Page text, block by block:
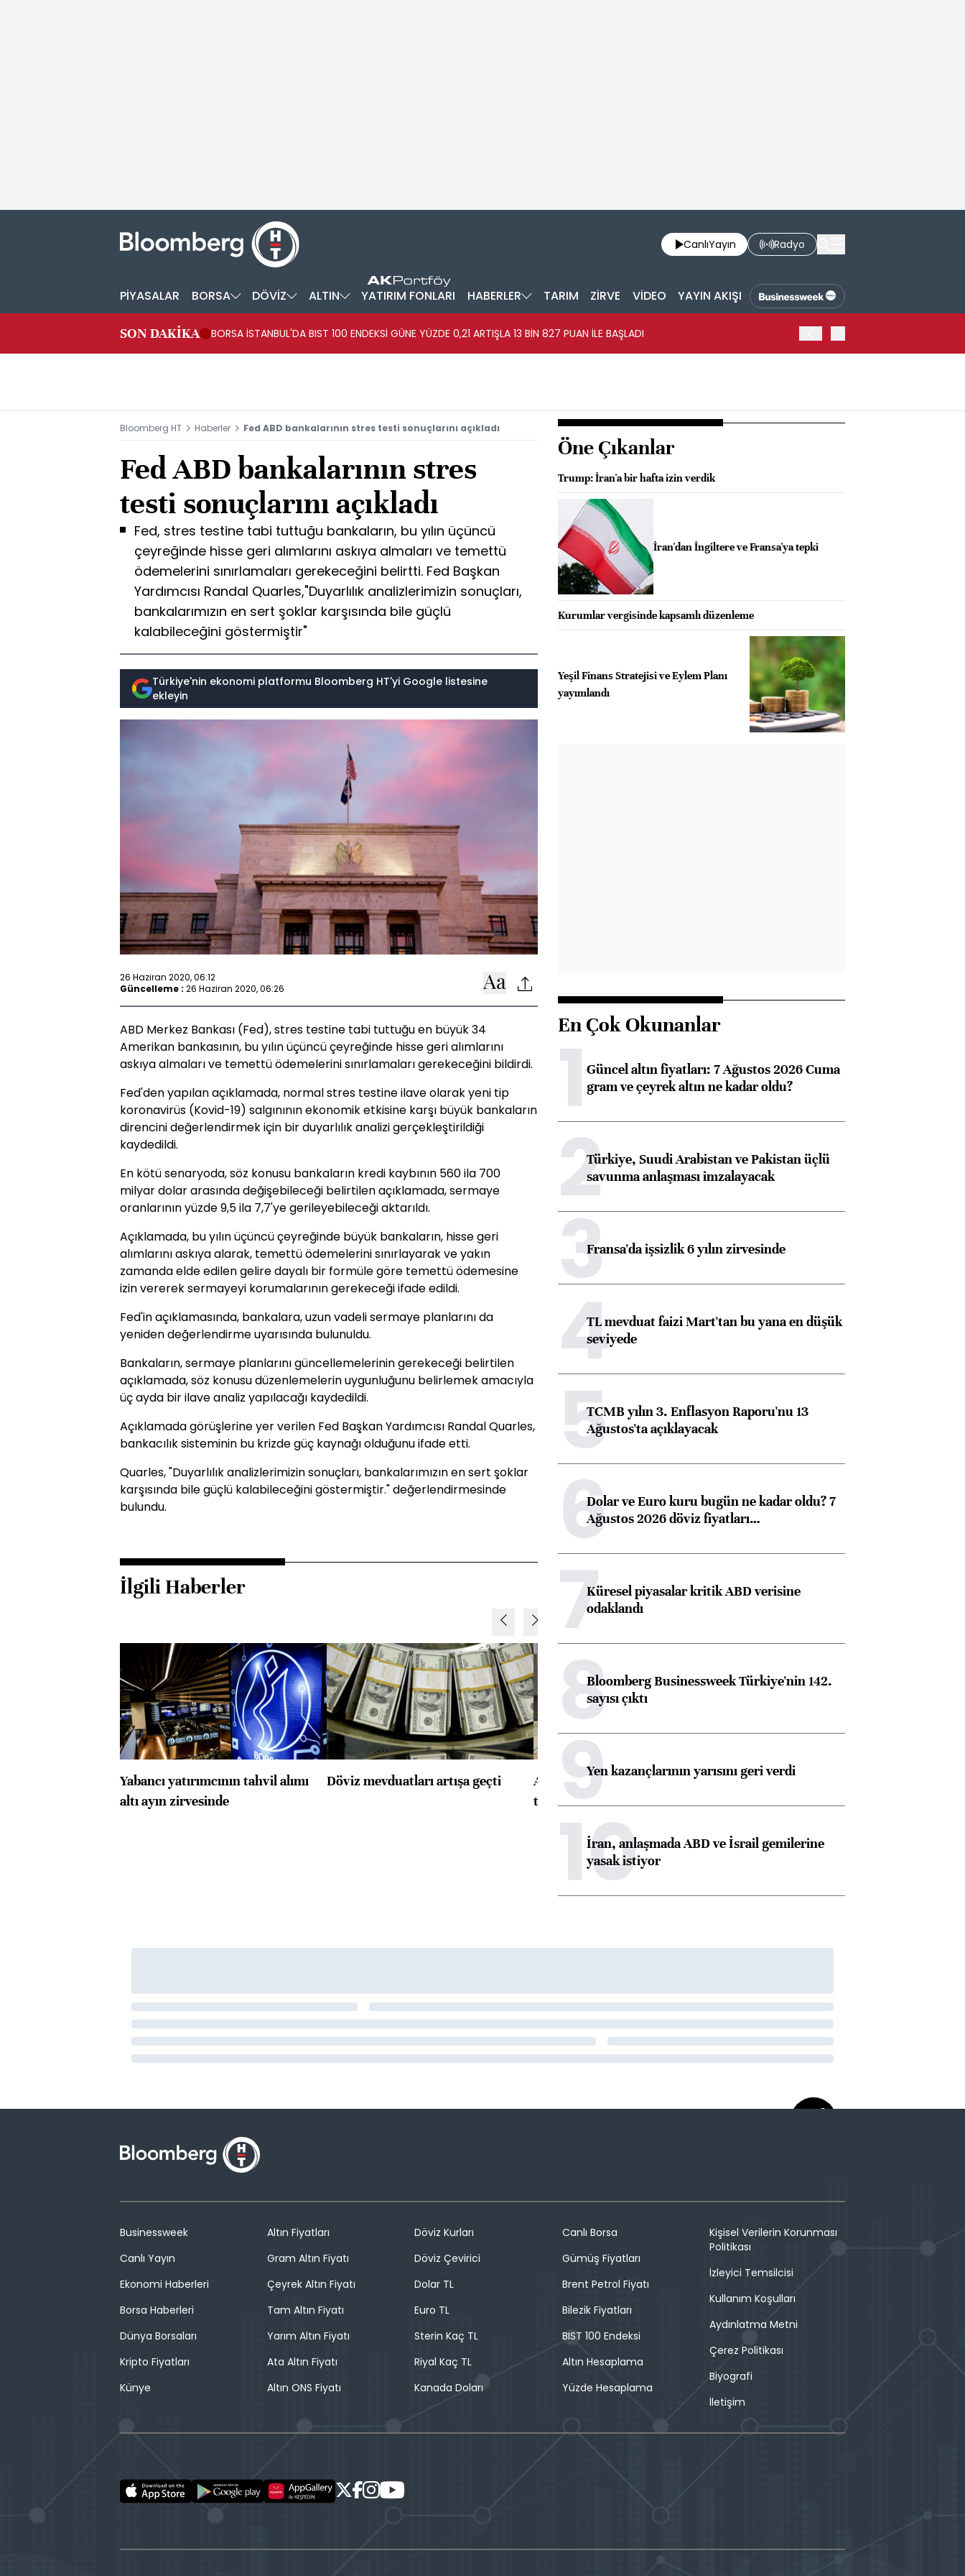
CanlıYayın Radyo
PİYASALAR BORSA DÖVİZ ALTIN YATIRIM FONLARI HABERLER TARIM ZİRVE VİDEO YAYIN AKIŞI
SON DAKİKA BORSA İSTANBUL'DA BIST 100 ENDEKSİ GÜNE YÜZDE 0,21 ARTIŞLA 13 BİN 827 PUAN İLE BAŞLADI
Bloomberg HT Haberler Fed ABD bankalarının stres testi sonuçlarını açıkladı
Fed ABD bankalarının stres
testi sonuçlarını açıkladı
Fed, stres testine tabi tuttuğu bankaların, bu yılın üçüncü
çeyreğinde hisse geri alımlarını askıya almaları ve temettü
ödemelerini sınırlamaları gerekeceğini belirtti. Fed Başkan
Yardımcısı Randal Quarles,"Duyarlılık analizlerimizin sonuçları,
bankalarımızın en sert şoklar karşısında bile güçlü
kalabileceğini göstermiştir"
Türkiye'nin ekonomi platformu Bloomberg HT'yi Google listesine
ekleyin
26 Haziran 2020, 06:12
Güncelleme : 26 Haziran 2020, 06:26
ABD Merkez Bankası (Fed), stres testine tabi tuttuğu en büyük 34
Amerikan bankasının, bu yılın üçüncü çeyreğinde hisse geri alımlarını
askıya almaları ve temettü ödemelerini sınırlamaları gerekeceğini bildirdi.
Fed'den yapılan açıklamada, normal stres testine ilave olarak yeni tip
koronavirüs (Kovid-19) salgınının ekonomik etkisine karşı büyük bankaların
direncini değerlendirmek için bir duyarlılık analizi gerçekleştirildiği
kaydedildi.
En kötü senaryoda, söz konusu bankaların kredi kaybının 560 ila 700
milyar dolar arasında değişebileceği belirtilen açıklamada, sermaye
oranlarının yüzde 9,5 ila 7,7'ye gerileyebileceği aktarıldı.
Açıklamada, bu yılın üçüncü çeyreğinde büyük bankaların, hisse geri
alımlarını askıya alarak, temettü ödemelerini sınırlayarak ve yakın
zamanda elde edilen gelire dayalı bir formüle göre temettü ödemesine
izin vererek sermayeyi korumalarının gerekeceği ifade edildi.
Fed'in açıklamasında, bankalara, uzun vadeli sermaye planlarını da
yeniden değerlendirme uyarısında bulunuldu.
Bankaların, sermaye planlarını güncellemelerinin gerekeceği belirtilen
açıklamada, söz konusu düzenlemelerin uygunluğunu belirlemek amacıyla
üç ayda bir ilave analiz yapılacağı kaydedildi.
Açıklamada görüşlerine yer verilen Fed Başkan Yardımcısı Randal Quarles,
bankacılık sisteminin bu krizde güç kaynağı olduğunu ifade etti.
Quarles, "Duyarlılık analizlerimizin sonuçları, bankalarımızın en sert şoklar
karşısında bile güçlü kalabileceğini göstermiştir." değerlendirmesinde
bulundu.
İlgili Haberler
Yabancı yatırımcının tahvil alımı
altı ayın zirvesinde
Döviz mevduatları artışa geçti
ABD'de konut başlangıçları
toparlandı
konusunda Unicredit ile
Öne Çıkanlar
Trump: İran'a bir hafta izin verdik
İran'dan İngiltere ve Fransa'ya tepki
Kurumlar vergisinde kapsamlı düzenleme
Yeşil Finans Stratejisi ve Eylem Planı
yayımlandı
En Çok Okunanlar
1Güncel altın fiyatları: 7 Ağustos 2026 Cuma
gram ve çeyrek altın ne kadar oldu?
2Türkiye, Suudi Arabistan ve Pakistan üçlü
savunma anlaşması imzalayacak
3Fransa'da işsizlik 6 yılın zirvesinde
4TL mevduat faizi Mart'tan bu yana en düşük
seviyede
5TCMB yılın 3. Enflasyon Raporu'nu 13
Ağustos'ta açıklayacak
6Dolar ve Euro kuru bugün ne kadar oldu? 7
Ağustos 2026 döviz fiyatları…
7Küresel piyasalar kritik ABD verisine
odaklandı
8Bloomberg Businessweek Türkiye'nin 142.
sayısı çıktı
9Yen kazançlarının yarısını geri verdi
10
İran, anlaşmada ABD ve İsrail gemilerine
yasak istiyor
Businessweek
Canlı Yayın
Ekonomi Haberleri
Borsa Haberleri
Dünya Borsaları
Kripto Fiyatları
Künye
Altın Fiyatları
Gram Altın Fiyatı
Çeyrek Altın Fiyatı
Tam Altın Fiyatı
Yarım Altın Fiyatı
Ata Altın Fiyatı
Altın ONS Fiyatı
Döviz Kurları
Döviz Çevirici
Dolar TL
Euro TL
Sterin Kaç TL
Riyal Kaç TL
Kanada Doları
Canlı Borsa
Gümüş Fiyatları
Brent Petrol Fiyatı
Bilezik Fiyatları
BIST 100 Endeksi
Altın Hesaplama
Yüzde Hesaplama
Kişisel Verilerin Korunması
Politikası
İzleyici Temsilcisi
Kullanım Koşulları
Aydınlatma Metni
Çerez Politikası
Biyografi
İletişim